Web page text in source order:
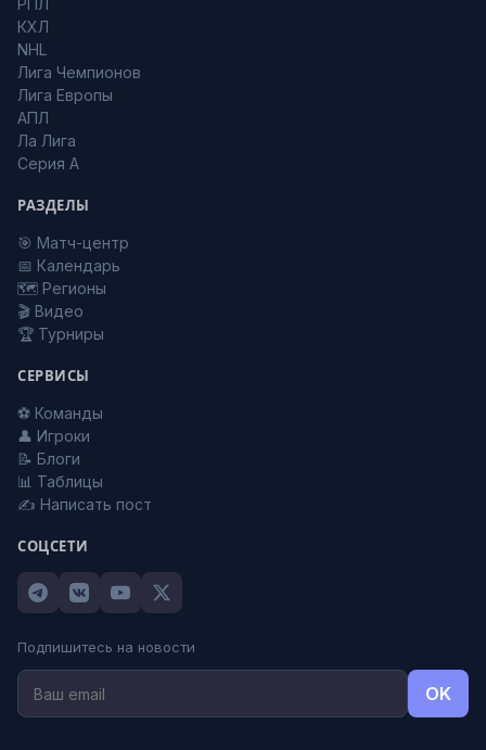
РПЛ
КХЛ
NHL
Лига Чемпионов
Лига Европы
АПЛ
Ла Лига
Серия А
РАЗДЕЛЫ
🎯 Матч-центр
📅 Календарь
🗺️ Регионы
🎬 Видео
🏆 Турниры
СЕРВИСЫ
⚽ Команды
👤 Игроки
📝 Блоги
📊 Таблицы
✍️ Написать пост
СОЦСЕТИ
Подпишитесь на новости
OK